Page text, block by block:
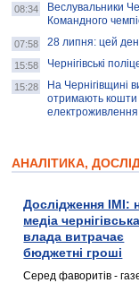
08:34
Веслувальники
Командного
07:58 28 липня: цей день
15:58 Чернігівські
15:28
На Чернігівщині
отримають кошти
електроживлення
АНАЛІТИКА,
Дослідження ІМІ:
медіа чернігівська
влада витрачає
бюджетні гроші
Серед фаворитів -